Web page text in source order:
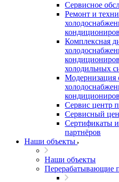
Сервисное
Ремонт и
Комплексная
холодильных
Модернизация
Сервис центр
Сервисный
Сертификаты
партнёров
Наши объекты
Наши объекты
Перерабатывающие